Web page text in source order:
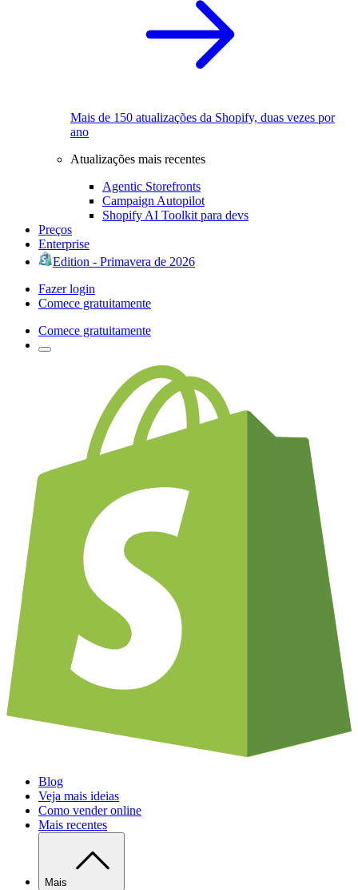
Mais de 150 atualizações da Shopify, duas vezes por
ano
Atualizações mais recentes
Agentic Storefronts
Campaign Autopilot
Shopify AI Toolkit para devs
Preços
Enterprise
Edition - Primavera de 2026
Fazer login
Comece gratuitamente
Comece gratuitamente
Blog
Veja mais ideias
Como vender online
Mais recentes
Mais